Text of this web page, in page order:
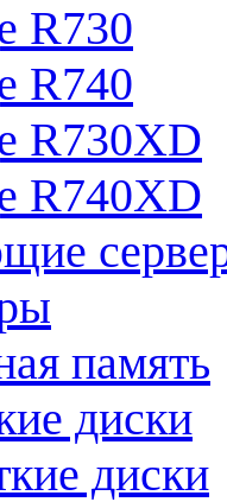
R730
R740
R730XD
R740XD
память
диски
диски